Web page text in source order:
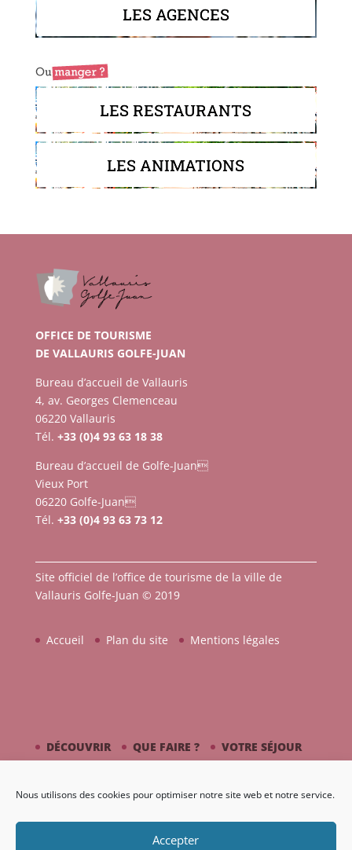
Nous utilisons des cookies pour optimiser notre site web et notre service.
Accepter
LES AGENCES
LES RESTAURANTS
LES ANIMATIONS
OFFICE DE TOURISME
DE VALLAURIS GOLFE-JUAN
Bureau d’accueil de Vallauris
4, av. Georges Clemenceau
06220 Vallauris
Tél. +33 (0)4 93 63 18 38
Bureau d’accueil de Golfe-Juan
Vieux Port
06220 Golfe-Juan
Tél. +33 (0)4 93 63 73 12
Site officiel de l’office de tourisme de la ville de
Vallauris Golfe-Juan © 2019
Accueil Plan du site Mentions légales
DÉCOUVRIR QUE FAIRE ?
VOTRE SÉJOUR
AGENDA GALERIE